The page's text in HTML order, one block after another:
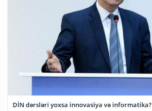
DİN dərsləri yoxsa innovasiya və informatika?